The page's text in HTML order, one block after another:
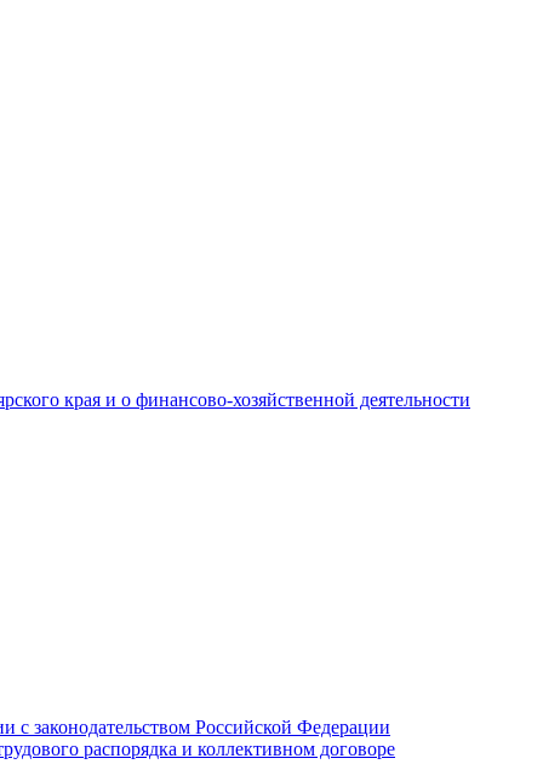
края и о финансово-хозяйственной деятельности
законодательством Российской Федерации
распорядка и коллективном договоре